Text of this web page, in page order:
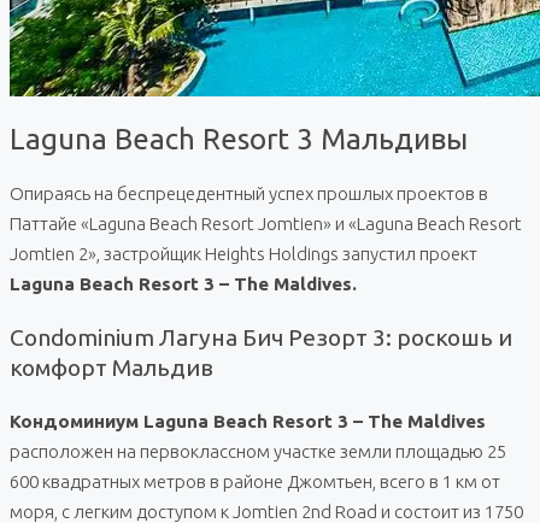
Laguna Beach Resort 3 Мальдивы
Опираясь на беспрецедентный успех прошлых проектов в
Паттайе «Laguna Beach Resort Jomtien» и «Laguna Beach Resort
Jomtien 2», застройщик Heights Holdings запустил проект
Laguna Beach Resort 3 – The Maldives.
Condominium Лагуна Бич Резорт 3: роскошь и
комфорт Мальдив
Кондоминиум Laguna Beach Resort 3 – The Maldives
расположен на первоклассном участке земли площадью 25
600 квадратных метров в районе Джомтьен, всего в 1 км от
моря, с легким доступом к Jomtien 2nd Road и состоит из 1750